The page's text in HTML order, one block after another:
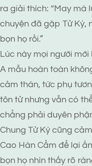
ra giải thích: “May mà
chuyện đã gặp Tử Kỳ,
bọn họ rồi.”
Lúc này mọi người mới
A mẫu hoàn toàn
cảm thán, tức phụ
tôn tử nhưng vẫn có
chẳng phải duyên
Chung Tử Kỳ cũng
Cao Hàn Cẩm để lại
bọn họ nhìn thấy rõ